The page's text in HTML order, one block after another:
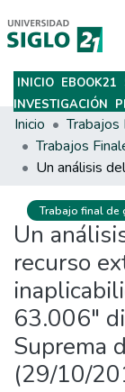
Subir
INICIO EBOOK21
INVESTIGACIÓN
Inicio
Trabajos
Trabajo final de
Un
recurso
63.006"
Suprema
(29/10/